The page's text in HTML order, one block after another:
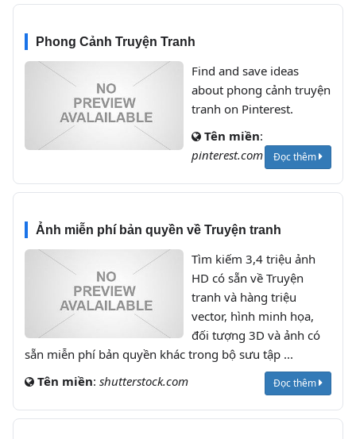
Phong Cảnh Truyện Tranh
Find and save ideas
about phong cảnh truyện
tranh on Pinterest.
Tên miền:
pinterest.com
Đọc thêm
Ảnh miễn phí bản quyền về Truyện tranh
Tìm kiếm 3,4 triệu ảnh
HD có sẵn về Truyện
tranh và hàng triệu
vector, hình minh họa,
đối tượng 3D và ảnh có
sẵn miễn phí bản quyền khác trong bộ sưu tập ...
Tên miền: shutterstock.com Đọc thêm